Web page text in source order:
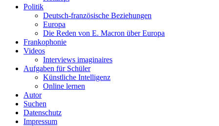
Politik
Deutsch-französische Beziehungen
Europa
Die Reden von E. Macron über Europa
Frankophonie
Videos
Interviews imaginaires
Aufgaben für Schüler
Künstliche Intelligenz
Online lernen
Autor
Suchen
Datenschutz
Impressum